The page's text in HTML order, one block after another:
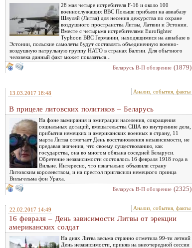
28 мая четыре истребителя F-16 и около 100
военнослужащих ВВС Польши прибыли на авиабазу
Шяуляй (Литва) для несения дежурства по охране
воздушного пространства Литвы, Латвии и Эстонии.
Вместе с четырьмя истребителями Eurofighter
Typhoon ВВС Германии, находящимися на авиабазе в
Эстонии, польские самолеты будут составлять объединенную военно-
воздушную патрульную группу НАТО в странах Балтии. Для обычного
человека данный факт может показаться...
Беларусь В-П обозрение (1879)
13.03.2017 18:48 Анализ, события, факты
В прицеле литовских политиков – Беларусь
На фоне вымирания и эмиграции населения, сокращения
социальных дотаций, вмешательства США во внутренние дела,
прибытия немецких и американских военных в страну, 11
марта Литва отмечает День восстановления независимости, не
предавая значения, что своему существованию, как
государства, она во многом обязана соседней Беларуси.
Обретение независимости состоялось 16 февраля 1918 года в
Вильне. Интересно, что изначально объявили страну
Литовским королевством, и на престол пригласили немецкого принца
Вильгельма фон Ураха.
Беларусь В-П обозрение (2325)
22.02.2017 14:49 Анализ, события, факты
16 февраля – День зависимости Литвы от эрекции
американских солдат
На днях Литва весьма странно отметила 99-ти летний
День независимости, приняв на внеочередной сессии